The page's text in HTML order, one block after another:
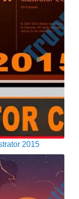
2015